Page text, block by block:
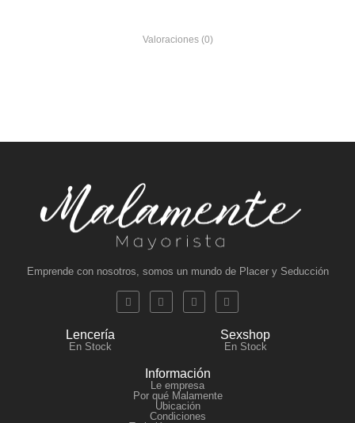
Valoraciones (0)
Emprende con nosotros, somos un mundo de Placer y Seducción
Lencería
En Stock
Sexshop
En Stock
Información
Le empresa
Por qué Malamente
Ubicación
Condiciones